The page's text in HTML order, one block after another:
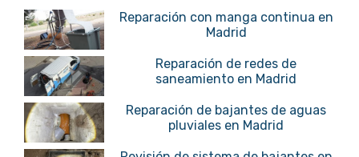
Reparación con manga continua en
Madrid
Reparación de redes de
saneamiento en Madrid
Reparación de bajantes de aguas
pluviales en Madrid